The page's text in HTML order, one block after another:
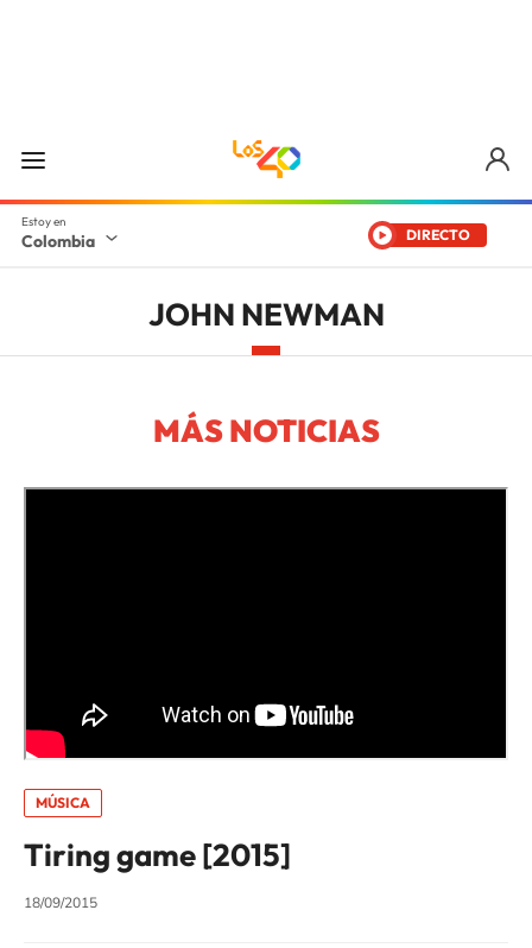
Colombia DIRECTO
JOHN NEWMAN
MÁS NOTICIAS
MÚSICA
Tiring game [2015]
18/09/2015